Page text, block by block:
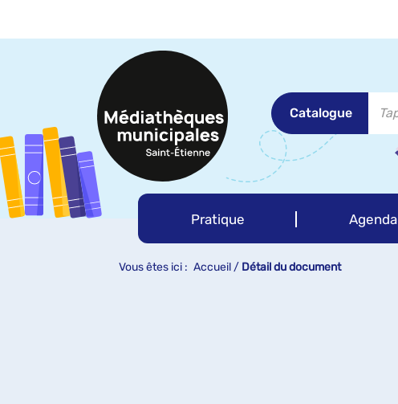
Catalogue
Vous êtes ici : Accueil / Détail du document
Pratique Agenda